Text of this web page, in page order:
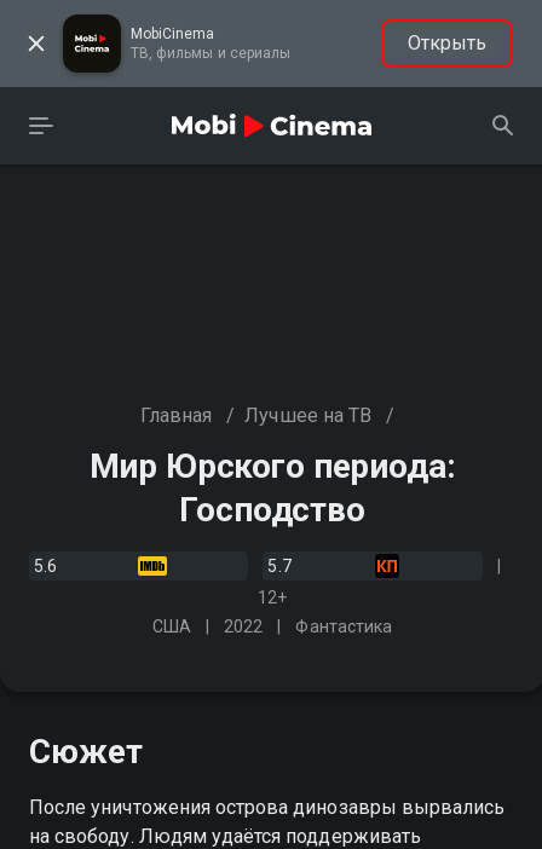
MobiCinema
ТВ, фильмы и сериалы
Открыть
Главная / Лучшее на ТВ /
Мир Юрского периода:
Господство
5.6
5.7
12+
США
2022 Фантастика
Сюжет
После уничтожения острова динозавры вырвались
на свободу. Людям удаётся поддерживать